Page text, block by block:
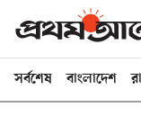
সর্বশেষ বাংলাদেশ